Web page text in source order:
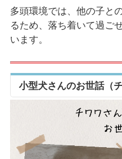
多頭環境では、他の子と
るため、落ち着いて過ご
います。
小型犬さんのお世話（